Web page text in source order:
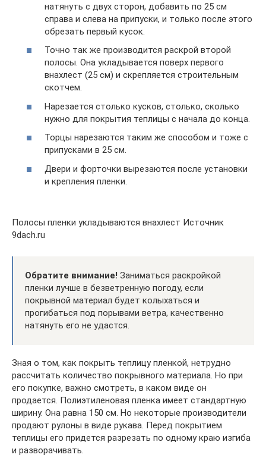
натянуть с двух сторон, добавить по 25 см
справа и слева на припуски, и только после этого
обрезать первый кусок.
Точно так же производится раскрой второй
полосы. Она укладывается поверх первого
внахлест (25 см) и скрепляется строительным
скотчем.
Нарезается столько кусков, столько, сколько
нужно для покрытия теплицы с начала до конца.
Торцы нарезаются таким же способом и тоже с
припусками в 25 см.
Двери и форточки вырезаются после установки
и крепления пленки.
Полосы пленки укладываются внахлест Источник
9dach.ru
Обратите внимание! Заниматься раскройкой
пленки лучше в безветренную погоду, если
покрывной материал будет колыхаться и
прогибаться под порывами ветра, качественно
натянуть его не удастся.
Зная о том, как покрыть теплицу пленкой, нетрудно
рассчитать количество покрывного материала. Но при
его покупке, важно смотреть, в каком виде он
продается. Полиэтиленовая пленка имеет стандартную
ширину. Она равна 150 см. Но некоторые производители
продают рулоны в виде рукава. Перед покрытием
теплицы его придется разрезать по одному краю изгиба
и разворачивать.